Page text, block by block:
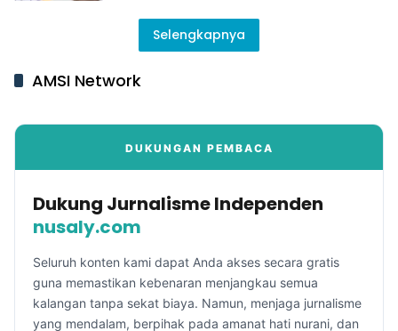
Selengkapnya
AMSI Network
DUKUNGAN PEMBACA
Dukung Jurnalisme Independen
nusaly.com
Seluruh konten kami dapat Anda akses secara gratis
guna memastikan kebenaran menjangkau semua
kalangan tanpa sekat biaya. Namun, menjaga jurnalisme
yang mendalam, berpihak pada amanat hati nurani, dan